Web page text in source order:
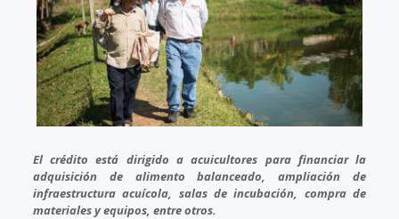
El crédito está dirigido a acuicultores para financiar la
adquisición de alimento balanceado, ampliación de
infraestructura acuícola, salas de incubación, compra de
materiales y equipos, entre otros.